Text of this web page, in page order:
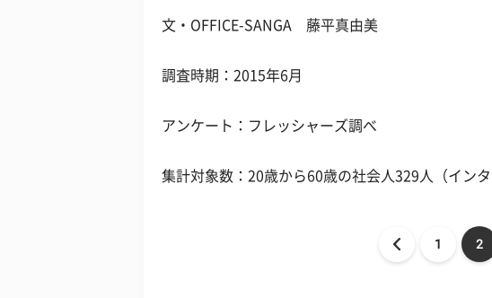
文・OFFICE-SANGA 藤平真由美
調査時期：2015年6月
アンケート：フレッシャーズ調べ
集計対象数：20歳から60歳の社会人329人（イン
1 2